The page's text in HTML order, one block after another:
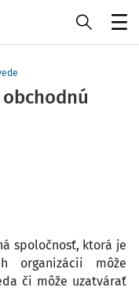
spoločnosť, ktorá je
organizácii môže
či môže uzatvárať